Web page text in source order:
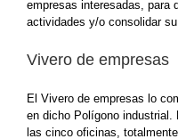
empresas interesadas, para
actividades y/o consolidar
Vivero de empresas
El Vivero de empresas lo
en dicho Polígono
las cinco oficinas,